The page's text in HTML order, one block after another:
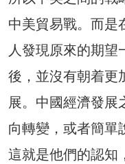
中美貿易戰。而是
人發現原來的期望
後，並沒有朝着更
展。中國經濟發展
向轉變，或者簡單
這就是他們的認知